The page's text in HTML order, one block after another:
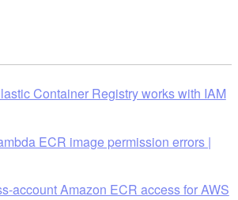
Container Registry works with IAM
ECR image permission errors |
account Amazon ECR access for AWS